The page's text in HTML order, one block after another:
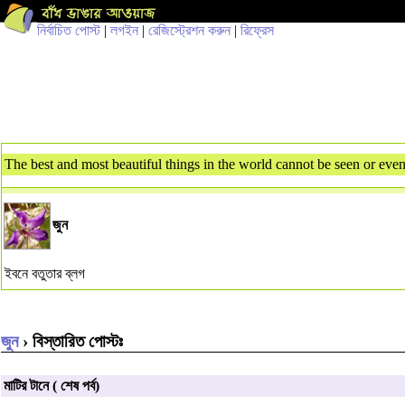
নির্বাচিত পোস্ট| লগইন | রেজিস্ট্রেশন করুন | রিফ্রেস
The best and most beautiful things in the world cannot be seen or
জুন
ইবনে বতুতার ব্লগ
জুন› বিস্তারিত পোস্টঃ
মাটির টানে ( শেষ পর্ব)